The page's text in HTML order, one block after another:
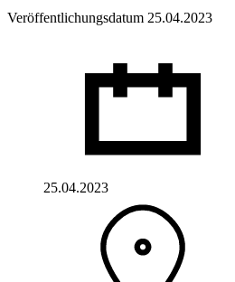
Veröffentlichungsdatum 25.04.2023
25.04.2023